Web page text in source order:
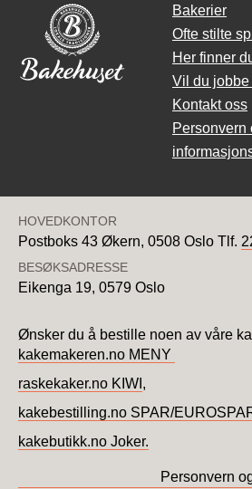
Bakerier
Ofte stilte
Her finner
Vil du
Kontakt oss
Personvern
HOVEDKONTOR
Postboks 43 Økern, 0508 Oslo Tlf.
BESØKSADRESSE
Eikenga 19, 0579 Oslo
Ønsker du å bestille noen av våre
kakemakeren.no MENY
raskekaker.no KIWI ,
kakebestilling.no SPAR/
kakebutikk.no Joker.
Personvern